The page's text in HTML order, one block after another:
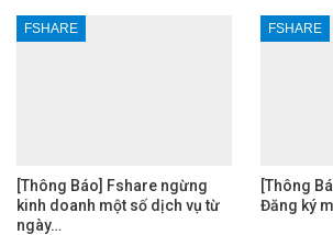
FSHARE
[Thông Báo] Fshare ngừng
kinh doanh một số dịch vụ từ
ngày…
FSHARE
[Thông
Đăng ký